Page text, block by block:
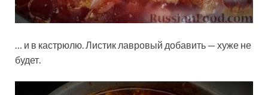
… и в кастрюлю. Листик лавровый добавить — хуже не
будет.